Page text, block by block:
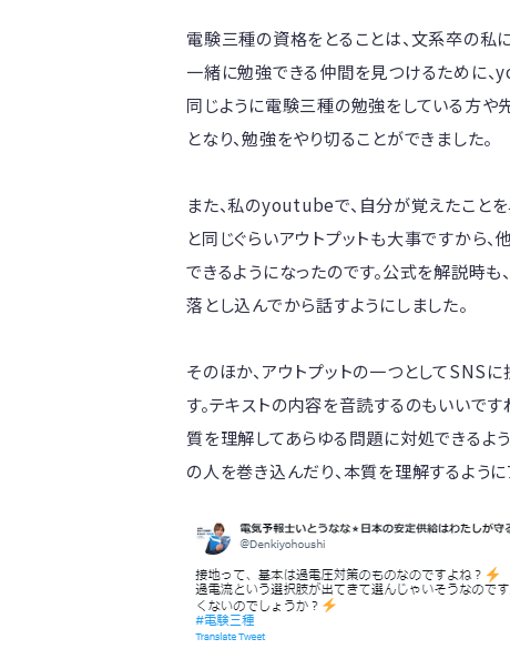
電験三種の資格をとることは、文系卒の私に
一緒に勉強できる仲間を見つけるために、
同じように電験三種の勉強をしている方
となり、勉強をやり切ることができました。
また、私のyoutubeで、自分が覚えたこと
と同じぐらいアウトプットも大事ですから
できるようになったのです。公式を解説時
落とし込んでから話すようにしました。
そのほか、アウトプットの一つとしてSNS
す。テキストの内容を音読するのもいいで
質を理解してあらゆる問題に対処できるよ
の人を巻き込んだり、本質を理解するよう